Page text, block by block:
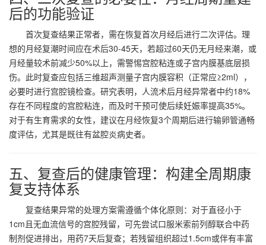
后的功能验证
首次复查结果正常者，需在恢复首次月经后进行二次评估。理
想的月经复潮时间应在术后30-45天，若超过60天仍无月经来潮，或
月经量较术前减少50%以上，需警惕宫腔粘连或子宫内膜基底层损
伤。此时复查应包括三维超声测量子宫内膜容积（正常应≥2ml），
必要时进行宫腔镜检查。研究表明，人流术后月经异常者中约18%
存在不同程度的宫腔粘连，而及时干预可使后续妊娠率提高35%。
对于有生育需求的女性，建议在月经恢复3个周期后进行输卵管通畅
度评估，尤其是既往有盆腔炎病史者。
五、复查后的健康管理：构建全周期康
复支持体系
复查结果异常的处理方案需遵循个体化原则：对于直径小于
1cm且无血流信号的宫腔残留，可先尝试口服米索前列醇联合中药
制剂促进排出，用药7天后复查；若残留组织超过1.5cm或伴有丰富